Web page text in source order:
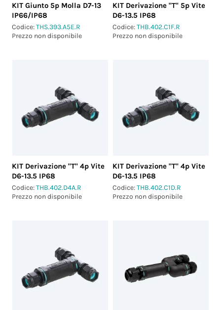
KIT Giunto 5p Molla D7-13
IP66/IP68
Codice:THS.393.A5E.R
Prezzo non disponibile
KIT Derivazione "T" 5p Vite
D6-13.5 IP68
Codice:THB.402.C1F.R
Prezzo non disponibile
KIT Derivazione "T" 4p Vite
D6-13.5 IP68
Codice:THB.402.D4A.R
Prezzo non disponibile
KIT Derivazione "T" 4p Vite
D6-13.5 IP68
Codice:THB.402.C1D.R
Prezzo non disponibile